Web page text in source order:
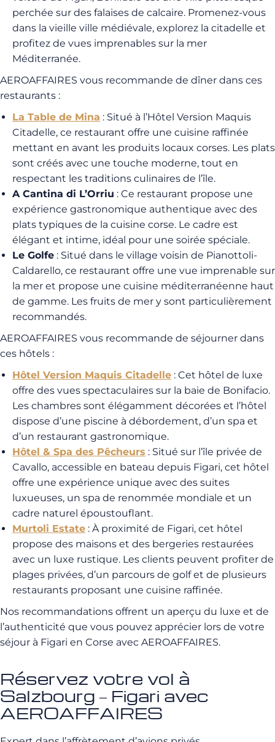
perchée sur des falaises de calcaire. Promenez-vous
dans la vieille ville médiévale, explorez la citadelle et
profitez de vues imprenables sur la mer
Méditerranée.
AEROAFFAIRES vous recommande de dîner dans ces
restaurants :
La Table de Mina : Situé à l’Hôtel Version Maquis
Citadelle, ce restaurant offre une cuisine raffinée
mettant en avant les produits locaux corses. Les plats
sont créés avec une touche moderne, tout en
respectant les traditions culinaires de l’île.
A Cantina di L’Orriu : Ce restaurant propose une
expérience gastronomique authentique avec des
plats typiques de la cuisine corse. Le cadre est
élégant et intime, idéal pour une soirée spéciale.
Le Golfe : Situé dans le village voisin de Pianottoli-
Caldarello, ce restaurant offre une vue imprenable sur
la mer et propose une cuisine méditerranéenne haut
de gamme. Les fruits de mer y sont particulièrement
recommandés.
AEROAFFAIRES vous recommande de séjourner dans
ces hôtels :
Hôtel Version Maquis Citadelle : Cet hôtel de luxe
offre des vues spectaculaires sur la baie de Bonifacio.
Les chambres sont élégamment décorées et l’hôtel
dispose d’une piscine à débordement, d’un spa et
d’un restaurant gastronomique.
Hôtel & Spa des Pêcheurs : Situé sur l’île privée de
Cavallo, accessible en bateau depuis Figari, cet hôtel
offre une expérience unique avec des suites
luxueuses, un spa de renommée mondiale et un
cadre naturel époustouflant.
Murtoli Estate : À proximité de Figari, cet hôtel
propose des maisons et des bergeries restaurées
avec un luxe rustique. Les clients peuvent profiter de
plages privées, d’un parcours de golf et de plusieurs
restaurants proposant une cuisine raffinée.
Nos recommandations offrent un aperçu du luxe et de
l’authenticité que vous pouvez apprécier lors de votre
séjour à Figari en Corse avec AEROAFFAIRES.
Réservez votre vol à
Salzbourg – Figari avec
AEROAFFAIRES